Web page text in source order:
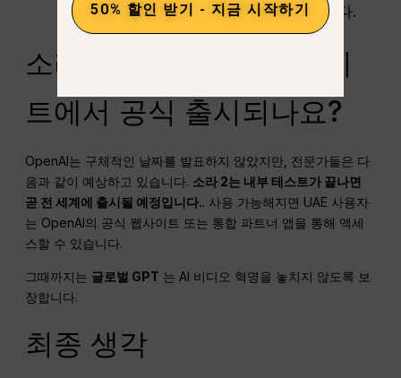
지역 잠금 없이 즉시 시작할 수 있습니다.
소라 2는 언제 아랍에미리
트에서 공식 출시되나요?
OpenAI는 구체적인 날짜를 발표하지 않았지만, 전문가들은 다
음과 같이 예상하고 있습니다. 소라 2는 내부 테스트가 끝나면
곧 전 세계에 출시될 예정입니다.. 사용 가능해지면 UAE 사용자
는 OpenAI의 공식 웹사이트 또는 통합 파트너 앱을 통해 액세
스할 수 있습니다.
그때까지는 글로벌 GPT 는 AI 비디오 혁명을 놓치지 않도록 보
장합니다.
최종 생각
50% 할인 받기 - 지금 시작하기